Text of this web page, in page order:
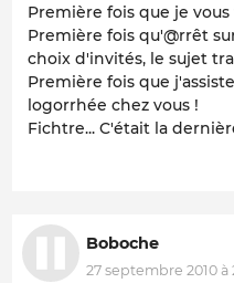
Première fois que je
Première fois qu'@rrêt
choix d'invités, le sujet
Première fois que
logorrhée chez vous !
Fichtre... C'était la
Boboche
27 septembre 2010 à